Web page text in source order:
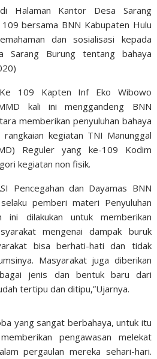
Halaman Kantor Desa Sarang
bersama BNN Kabupaten Hulu
dan sosialisasi kepada
Sarang Burung tentang bahaya
109 Kapten Inf Eko Wibowo
kali ini menggandeng BNN
memberikan penyuluhan bahaya
kegiatan TNI Manunggal
Reguler yang ke-109 Kodim
kegiatan non fisik.
Pencegahan dan Dayamas BNN
pemberi materi Penyuluhan
ini dilakukan untuk memberikan
mengenai dampak buruk
bisa berhati-hati dan tidak
Masyarakat juga diberikan
jenis dan bentuk baru dari
tertipu dan ditipu,”Ujarnya.
yang sangat berbahaya, untuk itu
pengawasan melekat
pergaulan mereka sehari-hari.